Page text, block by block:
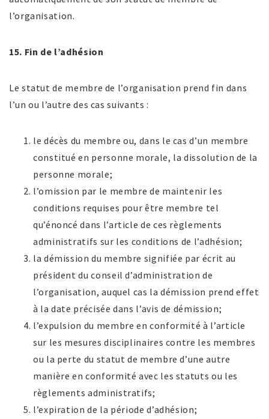
l’organisation.
15. Fin de l’adhésion
Le statut de membre de l’organisation prend fin dans
l’un ou l’autre des cas suivants :
le décès du membre ou, dans le cas d’un membre
constitué en personne morale, la dissolution de la
personne morale;
l’omission par le membre de maintenir les
conditions requises pour être membre tel
qu’énoncé dans l’article de ces règlements
administratifs sur les conditions de l’adhésion;
la démission du membre signifiée par écrit au
président du conseil d’administration de
l’organisation, auquel cas la démission prend effet
à la date précisée dans l’avis de démission;
l’expulsion du membre en conformité à l’article
sur les mesures disciplinaires contre les membres
ou la perte du statut de membre d’une autre
manière en conformité avec les statuts ou les
règlements administratifs;
l’expiration de la période d’adhésion;